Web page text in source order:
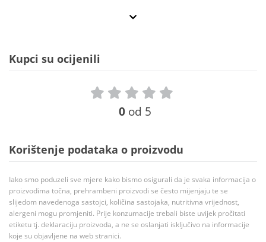
Kupci su ocijenili
0 od 5
Korištenje podataka o proizvodu
Iako smo poduzeli sve mjere kako bismo osigurali da je svaka informacija o
proizvodima točna, prehrambeni proizvodi se često mijenjaju te se
slijedom navedenoga sastojci, količina sastojaka, nutritivna vrijednost,
alergeni mogu promjeniti. Prije konzumacije trebali biste uvijek pročitati
etiketu tj. deklaraciju proizvoda, a ne se oslanjati isključivo na informacije
koje su objavljene na web stranici.